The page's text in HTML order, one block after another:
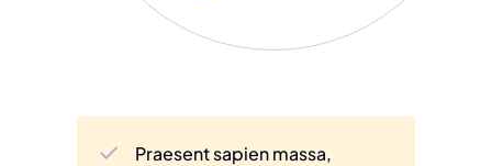
Praesent sapien massa,